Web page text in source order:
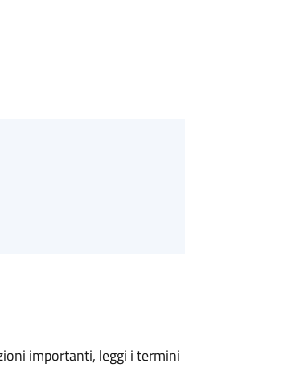
importanti, leggi i termini